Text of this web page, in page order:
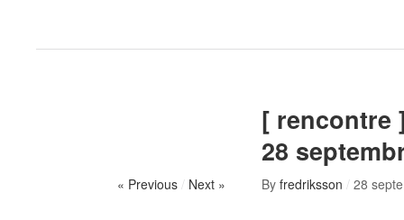
[ rencontre
28
« Previous / Next » By fredriksson / 28